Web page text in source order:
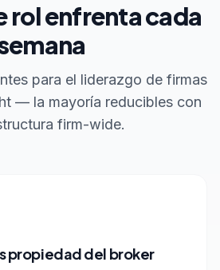
rol enfrenta cada
para el liderazgo de firmas
— la mayoría reducibles con
firm-wide.
propiedad del broker